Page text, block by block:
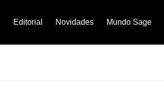
Editorial Novidades Mundo Sage